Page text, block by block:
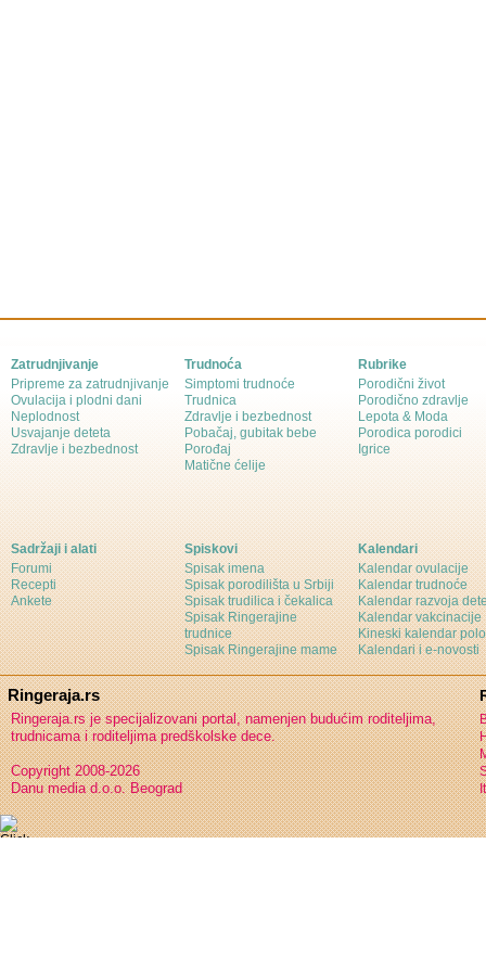
Zatrudnjivanje
Pripreme za zatrudnjivanje
Ovulacija i plodni dani
Neplodnost
Usvajanje deteta
Zdravlje i bezbednost
Trudnoća
Simptomi trudnoće
Trudnica
Zdravlje i bezbednost
Pobačaj, gubitak bebe
Porođaj
Matične ćelije
Rubrike
Porodični život
Porodično zdravlje
Lepota & Moda
Porodica porodici
Igrice
Sadržaji i alati
Forumi
Recepti
Ankete
Spiskovi
Spisak imena
Spisak porodilišta u Srbiji
Spisak trudilica i čekalica
Spisak Ringerajine
trudnice
Spisak Ringerajine mame
Kalendari
Kalendar ovulacije
Kalendar trudnoće
Kalendar razvoja
Kalendar vakcinacije
Kineski kalendar
Kalendari i e-novosti
Ringeraja.rs
Ringeraja.rs je specijalizovani portal, namenjen budućim roditeljima,
trudnicama i roditeljima predškolske dece.
Copyright 2008-2026
Danu media d.o.o. Beograd